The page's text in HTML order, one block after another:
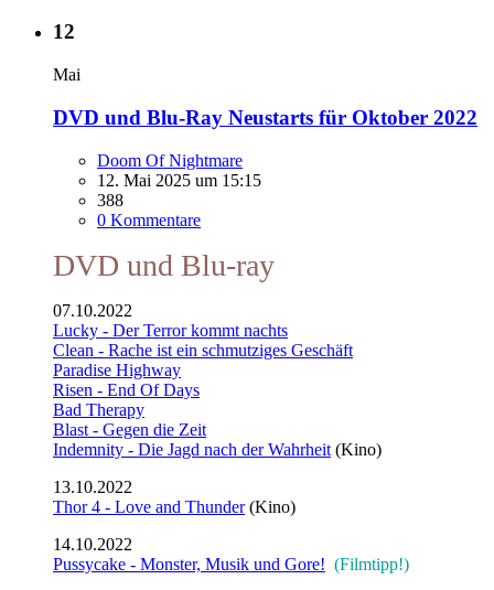
12
Mai
DVD und Blu-Ray Neustarts für Oktober 2022
Doom Of Nightmare
12. Mai 2025 um 15:15
388
0 Kommentare
DVD und Blu-ray
07.10.2022
Lucky - Der Terror kommt nachts
Clean - Rache ist ein schmutziges Geschäft
Paradise Highway
Risen - End Of Days
Bad Therapy
Blast - Gegen die Zeit
Indemnity - Die Jagd nach der Wahrheit (Kino)
13.10.2022
Thor 4 - Love and Thunder(Kino)
14.10.2022
Pussycake - Monster, Musik und Gore! (Filmtipp!)